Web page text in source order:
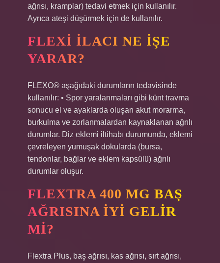
ağrısı, kramplar) tedavi etmek için kullanılır.
Ayrıca ateşi düşürmek için de kullanılır.
FLEXI ILACI NE IŞE
YARAR?
FLEXO® aşağıdaki durumların tedavisinde
kullanılır: • Spor yaralanmaları gibi künt travma
sonucu el ve ayaklarda oluşan akut morarma,
burkulma ve zorlanmalardan kaynaklanan ağrılı
durumlar. Diz eklemi iltihabı durumunda, eklemi
çevreleyen yumuşak dokularda (bursa,
tendonlar, bağlar ve eklem kapsülü) ağrılı
durumlar oluşur.
FLEXTRA 400 MG BAŞ
AĞRISINA IYI GELIR
MI?
Flextra Plus, baş ağrısı, kas ağrısı, sırt ağrısı,